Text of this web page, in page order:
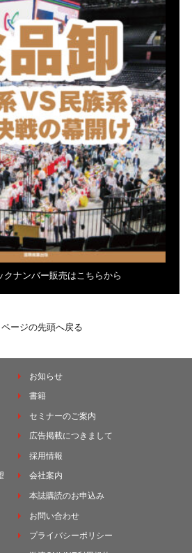
クナンバー販売はこちらから
ページの先頭へ戻る
お知らせ
書籍
セミナーのご案内
広告掲載につきまして
採用情報
会社案内
本誌購読のお申込み
お問い合わせ
プライバシーポリシー